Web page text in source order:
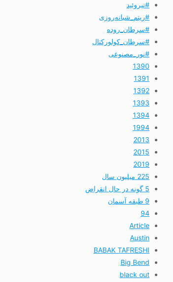
#تیروئید
#ریتم_شبانه‌روزی
#سرطان_روده
#سرطان_کولورکتال
#نور_مصنوعی
1390
1391
1392
1393
1394
1994
2013
2015
2019
225 میلیون سال
5 گونه در حال انقراض
9 طبقه آسمان
94
Article
Austin
BABAK TAFRESHI
Big Bend
black out